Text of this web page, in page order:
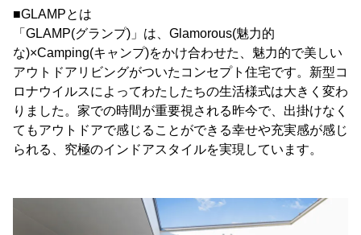
■GLAMPとは
「GLAMP(グランプ)」は、Glamorous(魅力的
な)×Camping(キャンプ)をかけ合わせた、魅力的で美しい
アウトドアリビングがついたコンセプト住宅です。新型コ
ロナウイルスによってわたしたちの生活様式は大きく変わ
りました。家での時間が重要視される昨今で、出掛けなく
てもアウトドアで感じることができる幸せや充実感が感じ
られる、究極のインドアスタイルを実現しています。